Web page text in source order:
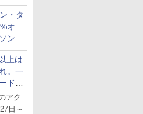
]
・タ
オ
ン
上は
。一
ドの
ース
アク
日～